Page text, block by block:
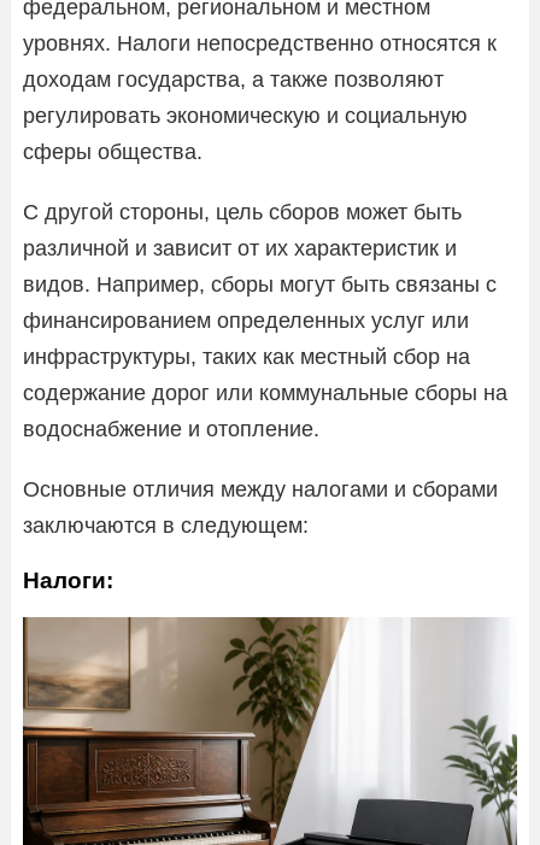
федеральном, региональном и местном
уровнях. Налоги непосредственно относятся к
доходам государства, а также позволяют
регулировать экономическую и социальную
сферы общества.
С другой стороны, цель сборов может быть
различной и зависит от их характеристик и
видов. Например, сборы могут быть связаны с
финансированием определенных услуг или
инфраструктуры, таких как местный сбор на
содержание дорог или коммунальные сборы на
водоснабжение и отопление.
Основные отличия между налогами и сборами
заключаются в следующем:
Налоги: